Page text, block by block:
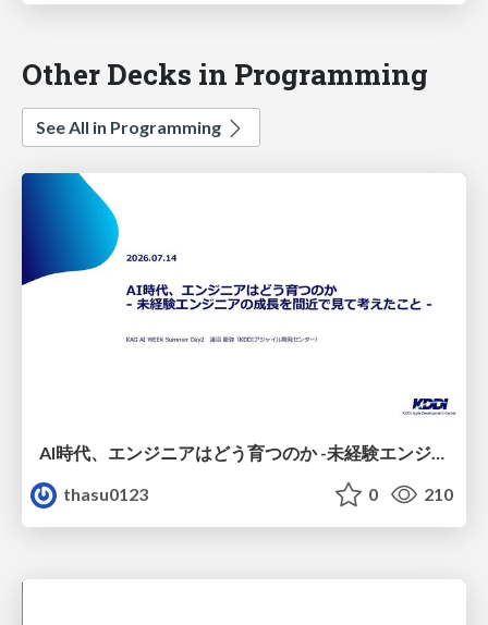
Other Decks in Programming
See All in Programming
thasu0123
0 210